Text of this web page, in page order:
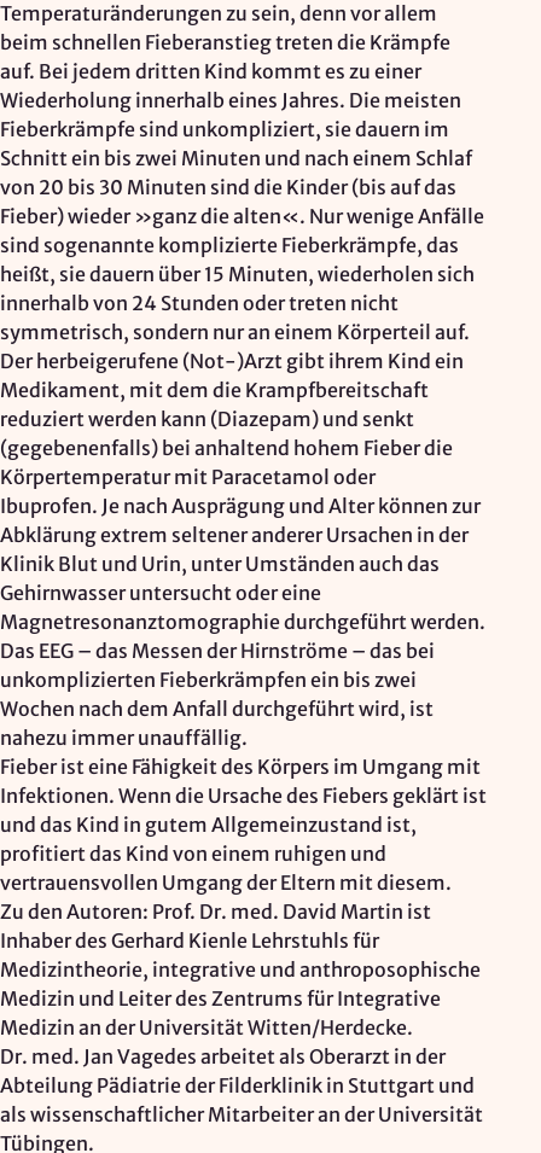
Temperaturänderungen zu sein, denn vor allem
beim schnellen Fieberanstieg treten die Krämpfe
auf. Bei jedem dritten Kind kommt es zu einer
Wiederholung innerhalb eines Jahres. Die meisten
Fieberkrämpfe sind unkompliziert, sie dauern im
Schnitt ein bis zwei Minuten und nach einem Schlaf
von 20 bis 30 Minuten sind die Kinder (bis auf das
Fieber) wieder »ganz die alten«. Nur wenige Anfälle
sind sogenannte komplizierte Fieberkrämpfe, das
heißt, sie dauern über 15 Minuten, wiederholen sich
innerhalb von 24 Stunden oder treten nicht
symmetrisch, sondern nur an einem Körperteil auf.
Der herbeigerufene (Not-)Arzt gibt ihrem Kind ein
Medikament, mit dem die Krampfbereitschaft
reduziert werden kann (Diazepam) und senkt
(gegebenenfalls) bei anhaltend hohem Fieber die
Körpertemperatur mit Paracetamol oder
Ibuprofen. Je nach Ausprägung und Alter können zur
Abklärung extrem seltener anderer Ursachen in der
Klinik Blut und Urin, unter Umständen auch das
Gehirnwasser untersucht oder eine
Magnetresonanztomographie durchgeführt werden.
Das EEG – das Messen der Hirnströme – das bei
unkomplizierten Fieberkrämpfen ein bis zwei
Wochen nach dem Anfall durchgeführt wird, ist
nahezu immer unauffällig.
Fieber ist eine Fähigkeit des Körpers im Umgang mit
Infektionen. Wenn die Ursache des Fiebers geklärt ist
und das Kind in gutem Allgemeinzustand ist,
profitiert das Kind von einem ruhigen und
vertrauensvollen Umgang der Eltern mit diesem.
Zu den Autoren: Prof. Dr. med. David Martin ist
Inhaber des Gerhard Kienle Lehrstuhls für
Medizintheorie, integrative und anthroposophische
Medizin und Leiter des Zentrums für Integrative
Medizin an der Universität Witten/Herdecke.
Dr. med. Jan Vagedes arbeitet als Oberarzt in der
Abteilung Pädiatrie der Filderklinik in Stuttgart und
als wissenschaftlicher Mitarbeiter an der Universität
Tübingen.